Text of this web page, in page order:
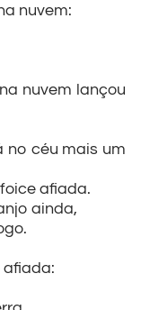
nuvem:
nuvem lançou
no céu mais um
afiada.
ainda,
afiada: